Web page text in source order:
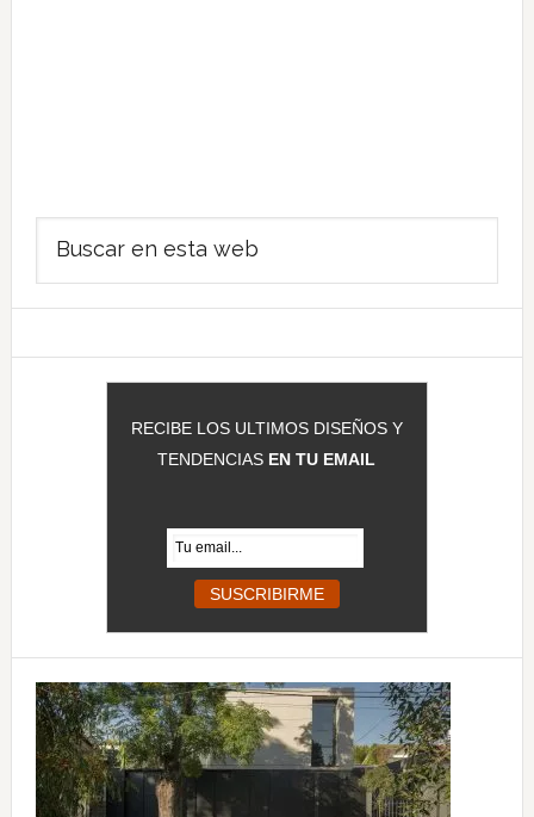
Barra
lateral
principal
RECIBE LOS ULTIMOS DISEÑOS Y
TENDENCIAS EN TU EMAIL